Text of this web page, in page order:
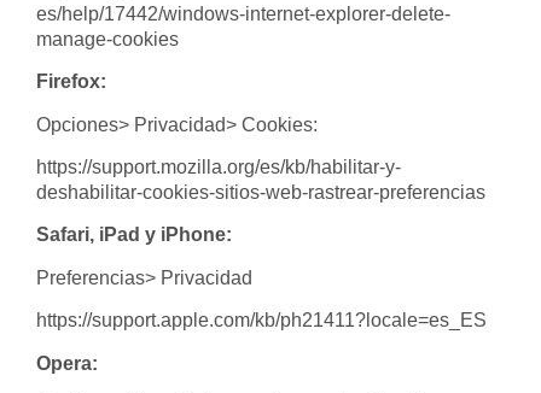
es/help/17442/windows-internet-explorer-delete-
manage-cookies
Firefox:
Opciones> Privacidad> Cookies:
https://support.mozilla.org/es/kb/habilitar-y-
deshabilitar-cookies-sitios-web-rastrear-preferencias
Safari, iPad y iPhone:
Preferencias> Privacidad
https://support.apple.com/kb/ph21411?locale=es_ES
Opera: